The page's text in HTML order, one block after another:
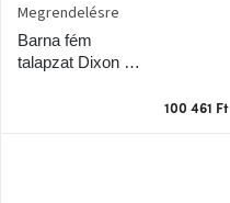
Barna fém
talapzat Dixon 34
Megrendelésre
100 461 Ft